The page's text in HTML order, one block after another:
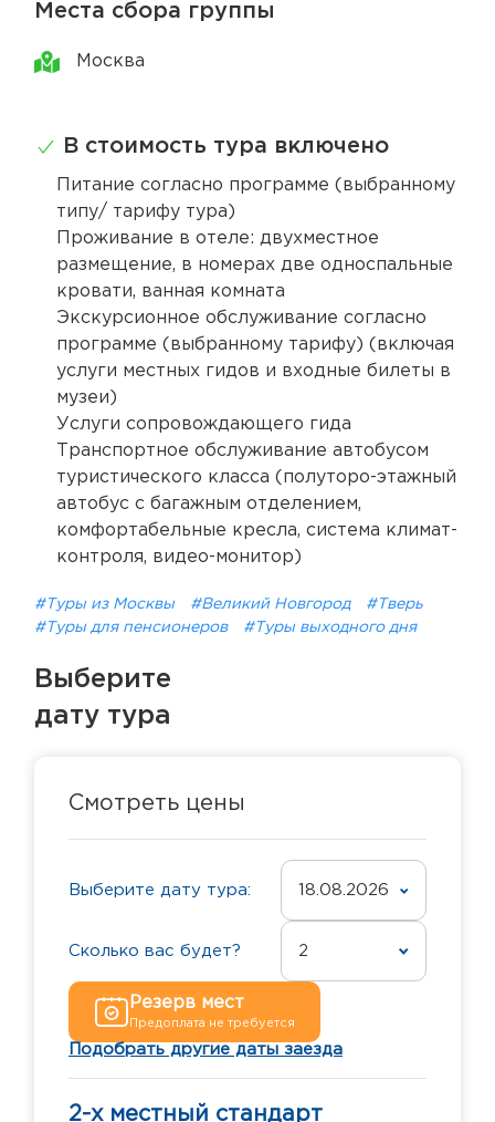
Места сбора группы
Москва
В стоимость тура включено
Питание согласно программе (выбранному
типу/ тарифу тура)
Проживание в отеле: двухместное
размещение, в номерах две односпальные
кровати, ванная комната
Экскурсионное обслуживание согласно
программе (выбранному тарифу) (включая
услуги местных гидов и входные билеты в
музеи)
Услуги сопровождающего гида
Транспортное обслуживание автобусом
туристического класса (полуторо-этажный
автобус с багажным отделением,
комфортабельные кресла, система климат-
контроля, видео-монитор)
#Туры из Москвы #Великий Новгород
#Тверь
#Туры для пенсионеров
#Туры выходного дня
Выберите
дату тура
Смотреть цены
Выберите дату тура: 18.08.2026
Сколько вас будет? 2
Резерв мест
Предоплата не требуется
Подобрать другие даты заезда
2-х местный стандарт